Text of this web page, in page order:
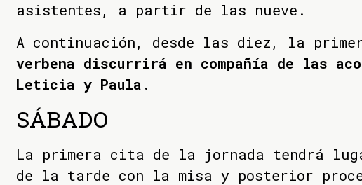
asistentes, a partir de las nueve.
A continuación, desde las diez, la
verbena discurrirá en compañía de las
Leticia y Paula .
SÁBADO
La primera cita de la jornada tendrá
de la tarde con la misa y posterior